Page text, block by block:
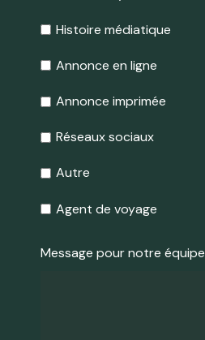
Histoire médiatique
Annonce en ligne
Annonce imprimée
Réseaux sociaux
Autre
Agent de voyage
Message pour notre équipe